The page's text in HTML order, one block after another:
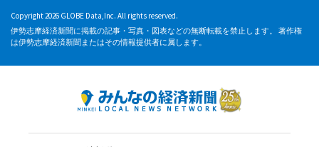
Copyright 2026 GLOBE Data,Inc. All rights reserved.
伊勢志摩経済新聞に掲載の記事・写真・図表などの無断転載を禁止します。 著作権
は伊勢志摩経済新聞またはその情報提供者に属します。